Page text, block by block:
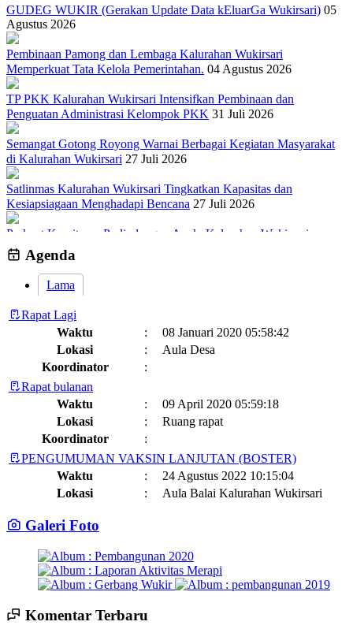
GUDEG WUKIR (Gerakan Update Data kEluarGa Wukirsari) 05
Agustus 2026
Pembinaan Pamong dan Lembaga Kalurahan Wukirsari
Memperkuat Tata Kelola Pemerintahan. 04 Agustus 2026
TP PKK Kalurahan Wukirsari Intensifkan Pembinaan dan
Penguatan Administrasi Kelompok PKK 31 Juli 2026
Semangat Gotong Royong Warnai Berbagai Kegiatan Masyarakat
di Kalurahan Wukirsari 27 Juli 2026
Satlinmas Kalurahan Wukirsari Tingkatkan Kapasitas dan
Kesiapsiagaan Menghadapi Bencana 27 Juli 2026
Perkuat Komitmen Perlindungan Anak, Kalurahan Wukirsari
Menggelar Sosialisasi dan Outbond Desa Ramah Anak
Sumber Hayati dan Non Hayati 10 November 2021
Kronologi Erupsi Merapi tanggal 5 November 2010
Agenda
Lama
Rapat Lagi
Waktu
:
08 Januari 2020 05:58:42
Lokasi
:
Aula Desa
Koordinator
:
Rapat bulanan
Waktu
:
09 April 2020 05:59:18
Lokasi
:
Ruang rapat
Koordinator
:
PENGUMUMAN VAKSIN LANJUTAN (BOSTER)
Waktu
:
24 Agustus 2022 10:15:04
Lokasi
:
Aula Balai Kalurahan Wukirsari
Jadwal dan Agenda Sisir Adminduk Kalurahan Wukirsari
Waktu
:
03 Februari 2023 08:44:13
Lokasi
:
Sisir Adminduk Kalurahan Wukirsari, Kapanewon Cangkringan
Galeri Foto
Komentar Terbaru
14 Juli 2025 14:17:22